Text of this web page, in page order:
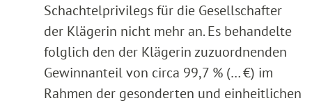
Schachtelprivilegs für die Gesellschafter
der Klägerin nicht mehr an. Es behandelte
folglich den der Klägerin zuzuordnenden
Gewinnanteil von circa 99,7 % (… €) im
Rahmen der gesonderten und einheitlichen